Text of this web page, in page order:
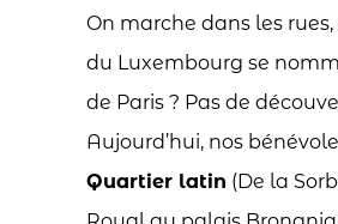
On marche dans les
du Luxembourg se
de Paris ? Pas de
Aujourd’hui, nos
Quartier latin (De la